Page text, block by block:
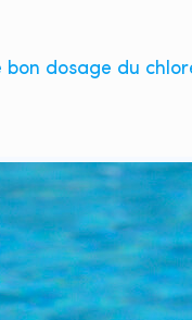
bon dosage du